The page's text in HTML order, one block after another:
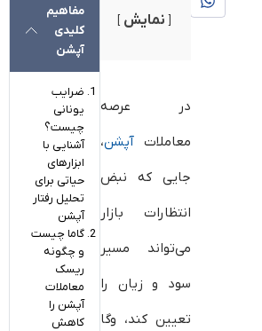
نمایش
در عرصه
معاملاتآپشن،
جایی که نبض
انتظارات بازار
می‌تواند مسیر
سود و زیان را
تعیین کند، وگا
مفاهیم
کلیدی
آپشن
ضرایب
یونانی
چیست؟
آشنایی با
ابزارهای
حیاتی برای
تحلیل رفتار
آپشن‌
گاما چیست
و چگونه
ریسک
معاملات
آپشن را
کاهش